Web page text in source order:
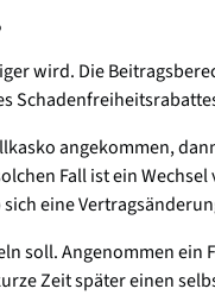
wird. Die
angekommen,
Fall ist ein
eine
soll. Angenommen ein
Zeit später einen